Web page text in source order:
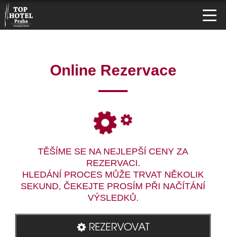
Online Rezervace
TĚŠÍME SE NA NEJLEPŠÍ CENY ZA
REZERVACI.
HLEDÁNÍ PROCES MŮŽE TRVAT NĚKOLIK
SEKUND, ČEKEJTE PROSÍM PŘI NAČÍTÁNÍ
VÝSLEDKŮ.
REZERVOVAT